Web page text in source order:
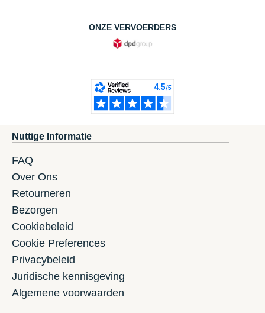
ONZE VERVOERDERS
Nuttige Informatie
FAQ
Over Ons
Retourneren
Bezorgen
Cookiebeleid
Cookie Preferences
Privacybeleid
Juridische kennisgeving
Algemene voorwaarden